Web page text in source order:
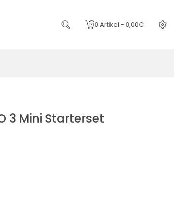
0 Artikel - 0,00€
3 Mini Starterset